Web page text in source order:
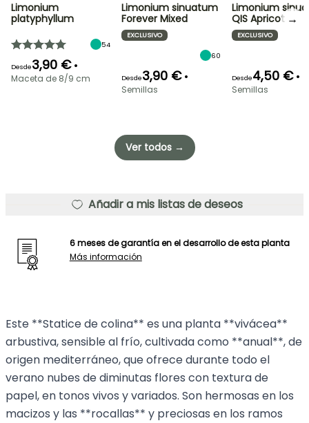
Limonium
platyphyllum
54
Desde3,90 € •
Maceta de 8/9 cm
Limonium sinuatum
Forever Mixed
EXCLUSIVO
60
Desde3,90 € •
Semillas
Limonium
QIS Apricot
EXCLUSIVO
Desde4,50 € •
Semillas
→
Ver todos →
Añadir a mis listas de deseos
6 meses de garantía en el desarrollo de esta planta
Más información
Este **Statice de colina** es una planta **vivácea**
arbustiva, sensible al frío, cultivada como **anual**, de
origen mediterráneo, que ofrece durante todo el
verano nubes de diminutas flores con textura de
papel, en tonos vivos y variados. Son hermosas en los
macizos y las **rocallas** y preciosas en los ramos